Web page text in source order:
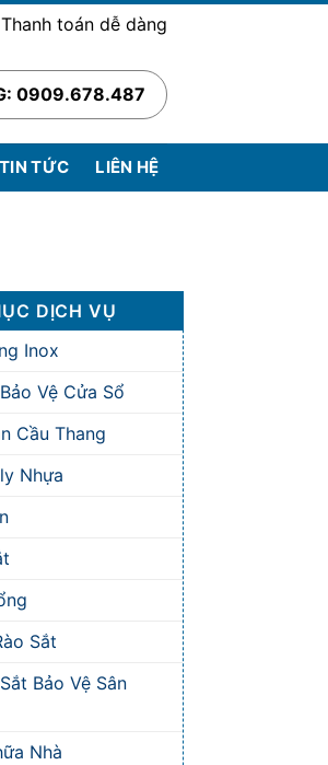
Thanh toán dễ dàng
0909.678.487
TIN TỨC LIÊN HỆ
DỊCH VỤ
Inox
Vệ Cửa Sổ
Cầu Thang
Nhựa
Sắt
Bảo Vệ Sân
Nhà